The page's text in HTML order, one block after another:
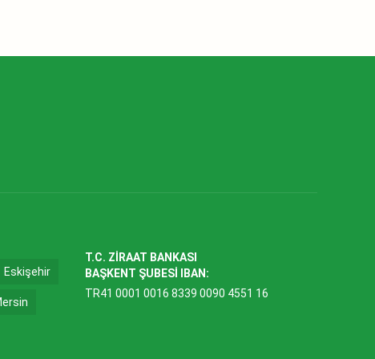
Eskişehir
T.C. ZİRAAT BANKASI
BAŞKENT ŞUBESİ IBAN:
TR41 0001 0016 8339 0090 4551 16